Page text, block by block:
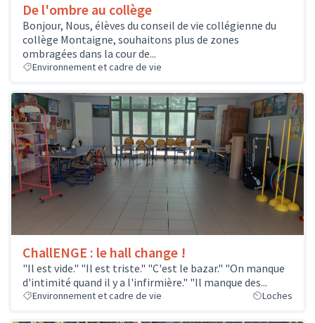
De l'ombre au collège
Bonjour, Nous, élèves du conseil de vie collégienne du
collège Montaigne, souhaitons plus de zones
ombragées dans la cour de...
Environnement et cadre de vie
ChallENGE : le hall change !
"Il est vide." "Il est triste." "C'est le bazar." "On manque
d'intimité quand il y a l'infirmière." "Il manque des...
Environnement et cadre de vie Loches